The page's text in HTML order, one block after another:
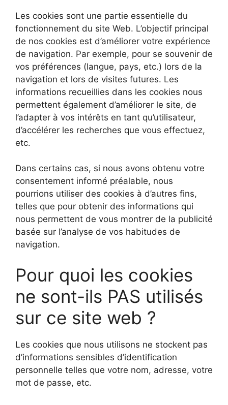
Les cookies sont une partie essentielle du
fonctionnement du site Web. L’objectif principal
de nos cookies est d’améliorer votre expérience
de navigation. Par exemple, pour se souvenir de
vos préférences (langue, pays, etc.) lors de la
navigation et lors de visites futures. Les
informations recueillies dans les cookies nous
permettent également d’améliorer le site, de
l’adapter à vos intérêts en tant qu’utilisateur,
d’accélérer les recherches que vous effectuez,
etc.
Dans certains cas, si nous avons obtenu votre
consentement informé préalable, nous
pourrions utiliser des cookies à d’autres fins,
telles que pour obtenir des informations qui
nous permettent de vous montrer de la publicité
basée sur l’analyse de vos habitudes de
navigation.
Pour quoi les cookies
ne sont-ils PAS utilisés
sur ce site web ?
Les cookies que nous utilisons ne stockent pas
d’informations sensibles d’identification
personnelle telles que votre nom, adresse, votre
mot de passe, etc.